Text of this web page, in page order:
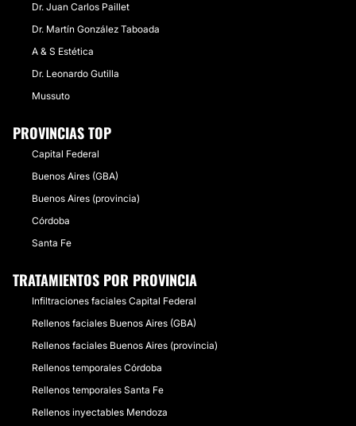
Dr. Juan Carlos Paillet
Dr. Martín González Taboada
A & S Estética
Dr. Leonardo Gutilla
Mussuto
PROVINCIAS TOP
Capital Federal
Buenos Aires (GBA)
Buenos Aires (provincia)
Córdoba
Santa Fe
TRATAMIENTOS POR PROVINCIA
Infiltraciones faciales Capital Federal
Rellenos faciales Buenos Aires (GBA)
Rellenos faciales Buenos Aires (provincia)
Rellenos temporales Córdoba
Rellenos temporales Santa Fe
Rellenos inyectables Mendoza